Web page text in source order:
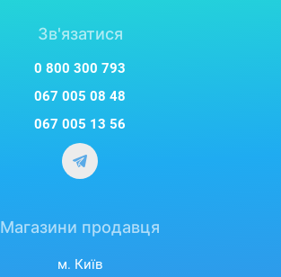
Зв'язатися
0 800 300 793
067 005 08 48
067 005 13 56
Магазини продавця
м. Київ